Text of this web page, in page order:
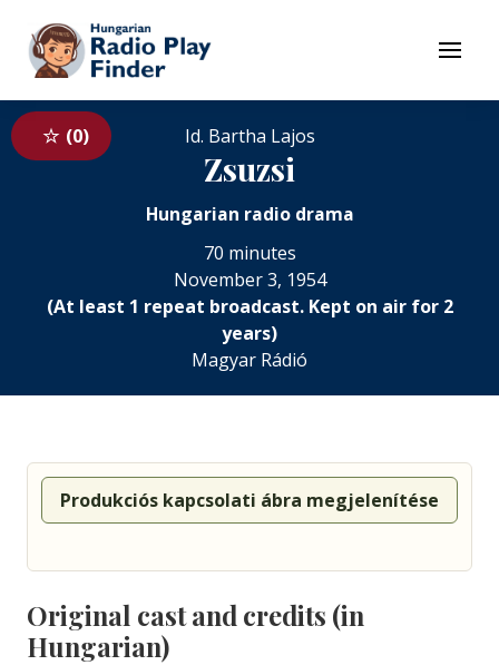
To contents
Menu
0 Id. Bartha Lajos
Zsuzsi
Hungarian radio drama
70 minutes
November 3, 1954
(At least 1 repeat broadcast. Kept on air for 2
years)
Magyar Rádió
Produkciós kapcsolati ábra megjelenítése
Original cast and credits (in
Hungarian)